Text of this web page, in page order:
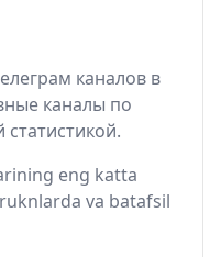
каналов в
каналы по
eng katta
va batafsil